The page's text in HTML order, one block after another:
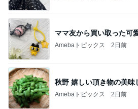
ママ友から買い取った可
Amebaトピックス 2日前
秋野 嬉しい頂き物の美味
Amebaトピックス 2日前